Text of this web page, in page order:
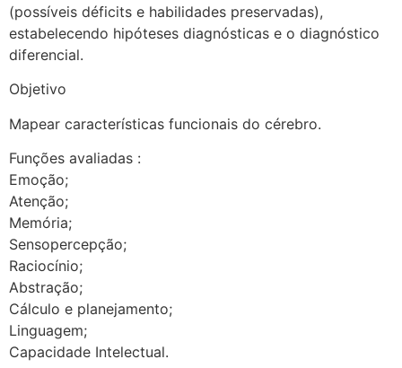
(possíveis déficits e habilidades preservadas),
estabelecendo hipóteses diagnósticas e o diagnóstico
diferencial.
Objetivo
Mapear características funcionais do cérebro.
Funções avaliadas :
Emoção;
Atenção;
Memória;
Sensopercepção;
Raciocínio;
Abstração;
Cálculo e planejamento;
Linguagem;
Capacidade Intelectual.